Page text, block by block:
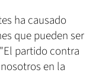
ha causado
que pueden ser
partido contra
en la